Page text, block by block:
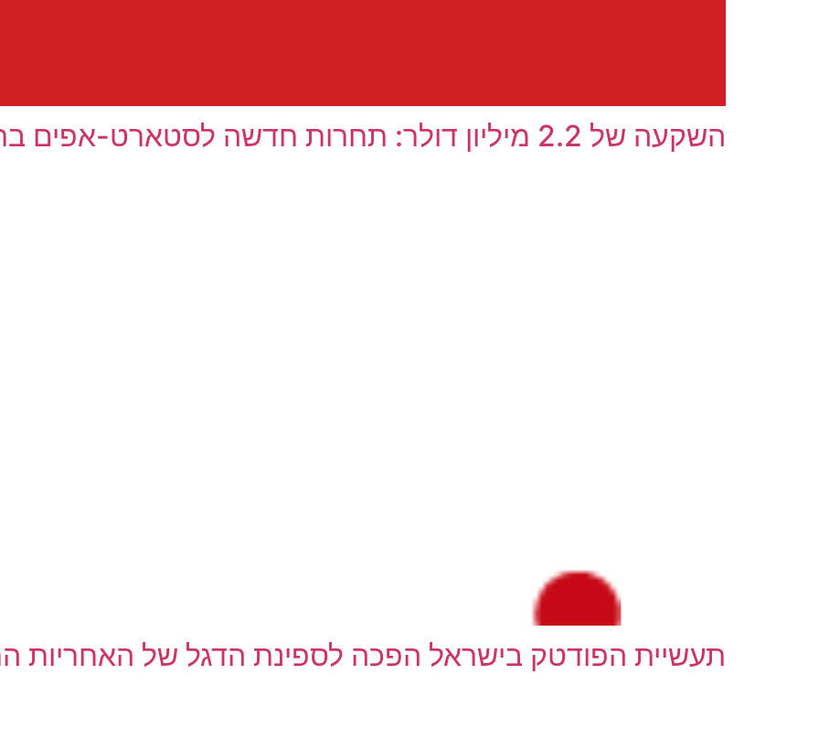
השקעה של 2.2 מיליון דולר: תחרות חדשה לסטארט-אפים בתחום הזה
תעשיית הפודטק בישראל הפכה לספינת הדגל של האחריות